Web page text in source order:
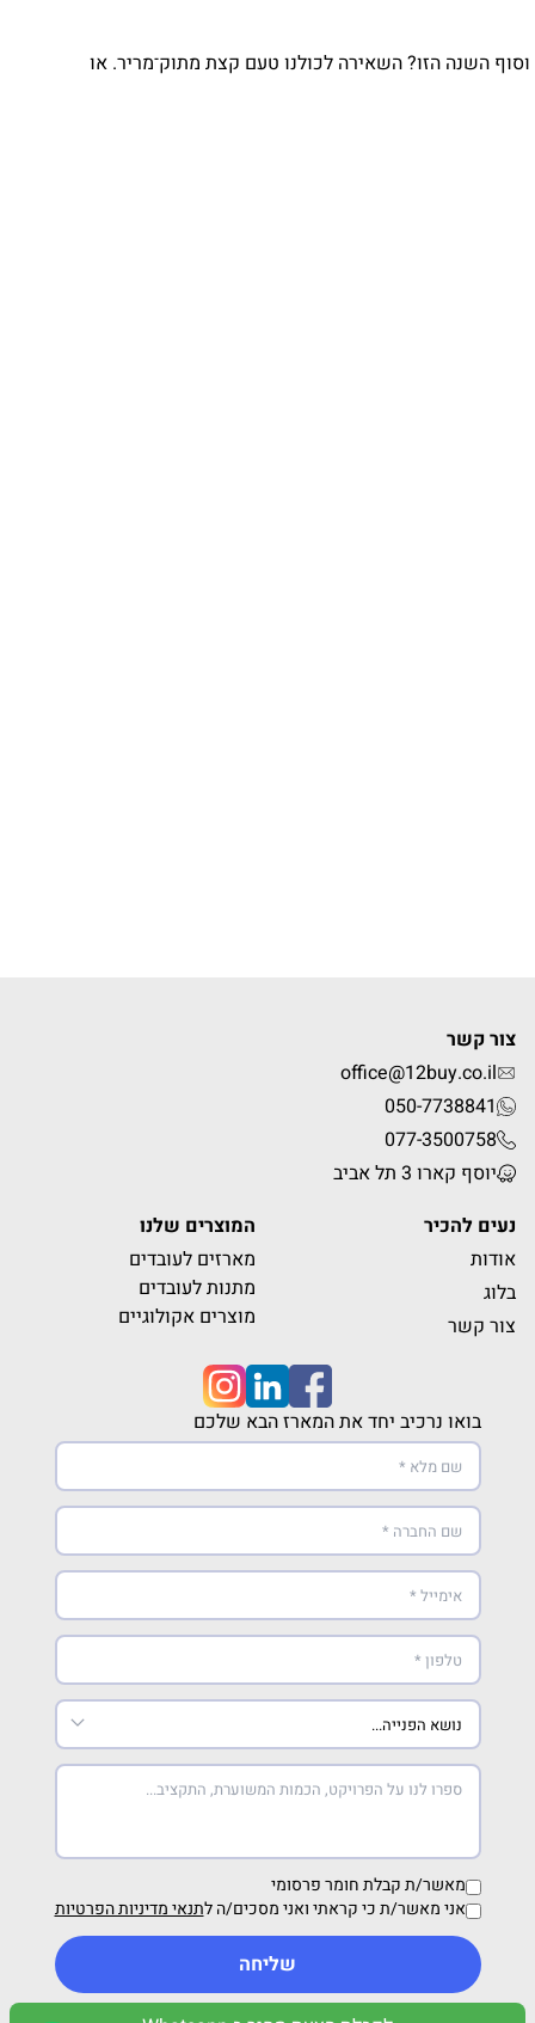
וסוף השנה הזו? השאירה לכולנו טעם קצת מתוק־מריר. או
צור קשר
office@12buy.co.il
050-7738841
077-3500758
יוסף קארו 3 תל אביב
נעים להכיר
אודות
בלוג
צור קשר
המוצרים שלנו
מארזים לעובדים
מתנות לעובדים
מוצרים אקולוגיים
בואו נרכיב יחד את המארז הבא שלכם
מאשר/ת קבלת חומר פרסומי
אני מאשר/ת כי קראתי ואני מסכים/ה לתנאי מדיניות הפרטיות
שליחה